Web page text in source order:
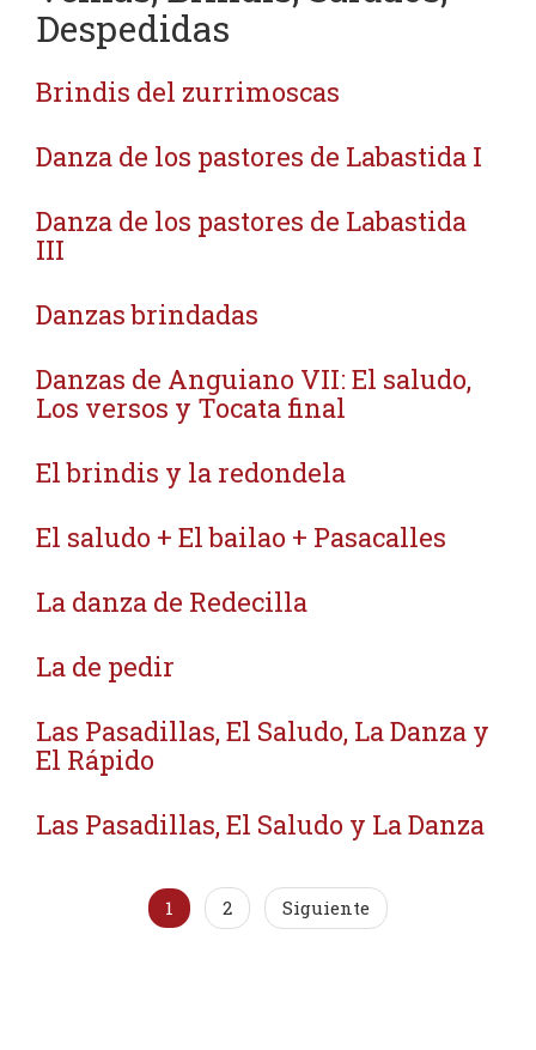
Despedidas
Brindis del zurrimoscas
Danza de los pastores de Labastida I
Danza de los pastores de Labastida
III
Danzas brindadas
Danzas de Anguiano VII: El saludo,
Los versos y Tocata final
El brindis y la redondela
El saludo + El bailao + Pasacalles
La danza de Redecilla
La de pedir
Las Pasadillas, El Saludo, La Danza y
El Rápido
Las Pasadillas, El Saludo y La Danza
1 2 Siguiente